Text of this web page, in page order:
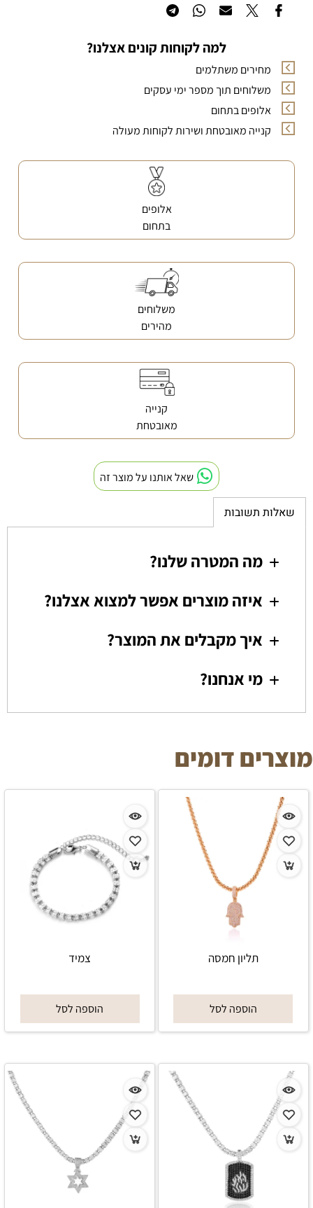
למה לקוחות קונים אצלנו?
מחירים משתלמים
משלוחים תוך מספר ימי עסקים
אלופים בתחום
קנייה מאובטחת ושירות לקוחות מעולה
אלופים
בתחום
משלוחים
מהירים
קנייה
מאובטחת
שאל אותנו על מוצר זה
שאלות תשובות
מה המטרה שלנו?
איזה מוצרים אפשר למצוא אצלנו?
איך מקבלים את המוצר?
מי אנחנו?
מוצרים דומים
תליון חמסה
הוספה לסל
צמיד
הוספה לסל